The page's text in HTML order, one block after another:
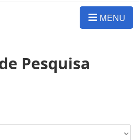
MENU
Pesquisa